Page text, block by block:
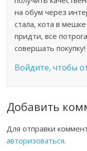
на обум через
стала, кота в
придти, все
совершать покупку!
Войдите, чтобы
Добавить
Для отправки
авторизоваться.